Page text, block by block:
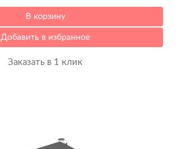
В корзину
Добавить в избранное
Заказать в 1 клик